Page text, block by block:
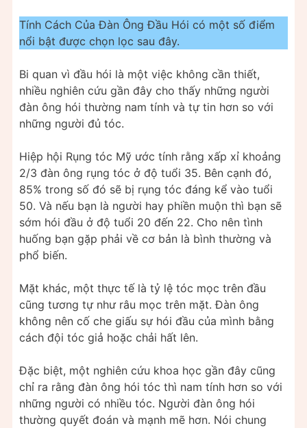
Tính Cách Của Đàn Ông Đầu Hói có một số điểm
nổi bật được chọn lọc sau đây.
Bi quan vì đầu hói là một việc không cần thiết,
nhiều nghiên cứu gần đây cho thấy những người
đàn ông hói thường nam tính và tự tin hơn so với
những người đủ tóc.
Hiệp hội Rụng tóc Mỹ ước tính rằng xấp xỉ khoảng
2/3 đàn ông rụng tóc ở độ tuổi 35. Bên cạnh đó,
85% trong số đó sẽ bị rụng tóc đáng kể vào tuổi
50. Và nếu bạn là người hay phiền muộn thì bạn sẽ
sớm hói đầu ở độ tuổi 20 đến 22. Cho nên tình
huống bạn gặp phải về cơ bản là bình thường và
phổ biến.
Mặt khác, một thực tế là tỷ lệ tóc mọc trên đầu
cũng tương tự như râu mọc trên mặt. Đàn ông
không nên cố che giấu sự hói đầu của mình bằng
cách đội tóc giả hoặc chải hất lên.
Đặc biệt, một nghiên cứu khoa học gần đây cũng
chỉ ra rằng đàn ông hói tóc thì nam tính hơn so với
những người có nhiều tóc. Người đàn ông hói
thường quyết đoán và mạnh mẽ hơn. Nói chung